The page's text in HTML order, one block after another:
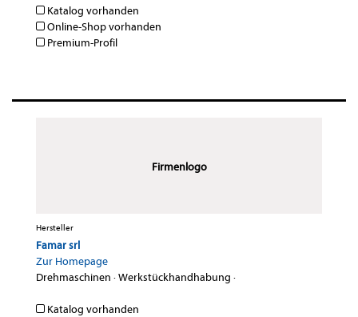
Katalog vorhanden
Online-Shop vorhanden
Premium-Profil
Firmenlogo
Hersteller
Famar srl
Zur Homepage
Drehmaschinen ·Werkstückhandhabung ·
Katalog vorhanden